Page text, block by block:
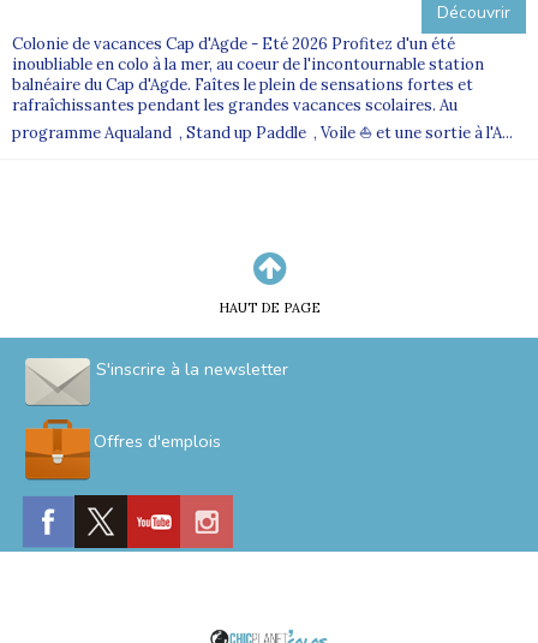
Découvrir
Colonie de vacances Cap d'Agde - Eté 2026 Profitez d'un été
inoubliable en colo à la mer, au coeur de l'incontournable station
balnéaire du Cap d'Agde. Faîtes le plein de sensations fortes et
rafraîchissantes pendant les grandes vacances scolaires. Au
programme Aqualand , Stand up Paddle , Voile ⛵ et une sortie à l'A...
HAUT DE PAGE
S'inscrire à la newsletter
Offres d'emplois